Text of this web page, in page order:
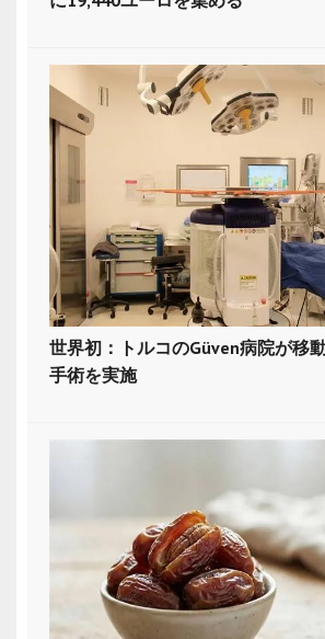
世界初：トルコのGüven病院が移
手術を実施